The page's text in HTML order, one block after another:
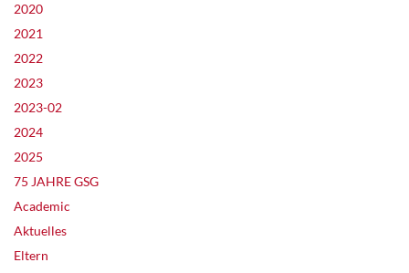
2020
2021
2022
2023
2023-02
2024
2025
75 JAHRE GSG
Academic
Aktuelles
Eltern